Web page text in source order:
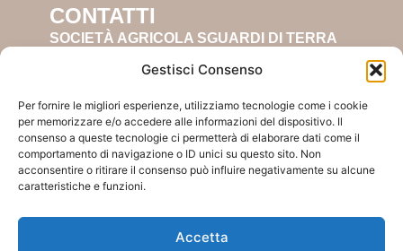
Gestisci Consenso
Per fornire le migliori esperienze, utilizziamo tecnologie come i cookie
per memorizzare e/o accedere alle informazioni del dispositivo. Il
consenso a queste tecnologie ci permetterà di elaborare dati come il
comportamento di navigazione o ID unici su questo sito. Non
acconsentire o ritirare il consenso può influire negativamente su alcune
caratteristiche e funzioni.
Accetta
CONTATTI
SOCIETÀ AGRICOLA SGUARDI DI TERRA
Località produttiva:
Sede legale:
Via Dante, 15 – 20010 Boffalora S/T (MI)
P.IVA 09025170961
info@sguardiditerra.it
export@sguardiditerra.it